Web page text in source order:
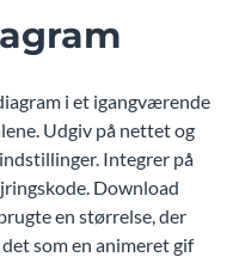
i et igangværende
Udgiv på nettet og
Integrer på
Download
en størrelse, der
som en animeret gif